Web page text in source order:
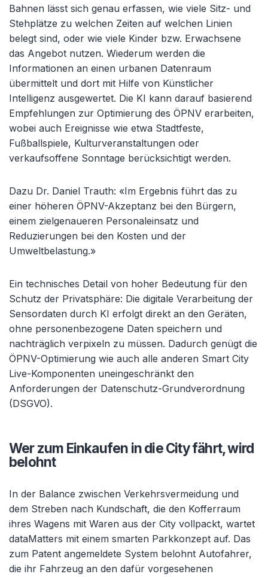
Bahnen lässt sich genau erfassen, wie viele Sitz- und
Stehplätze zu welchen Zeiten auf welchen Linien
belegt sind, oder wie viele Kinder bzw. Erwachsene
das Angebot nutzen. Wiederum werden die
Informationen an einen urbanen Datenraum
übermittelt und dort mit Hilfe von Künstlicher
Intelligenz ausgewertet. Die KI kann darauf basierend
Empfehlungen zur Optimierung des ÖPNV erarbeiten,
wobei auch Ereignisse wie etwa Stadtfeste,
Fußballspiele, Kulturveranstaltungen oder
verkaufsoffene Sonntage berücksichtigt werden.
Dazu Dr. Daniel Trauth: «Im Ergebnis führt das zu
einer höheren ÖPNV-Akzeptanz bei den Bürgern,
einem zielgenaueren Personaleinsatz und
Reduzierungen bei den Kosten und der
Umweltbelastung.»
Ein technisches Detail von hoher Bedeutung für den
Schutz der Privatsphäre: Die digitale Verarbeitung der
Sensordaten durch KI erfolgt direkt an den Geräten,
ohne personenbezogene Daten speichern und
nachträglich verpixeln zu müssen. Dadurch genügt die
ÖPNV-Optimierung wie auch alle anderen Smart City
Live-Komponenten uneingeschränkt den
Anforderungen der Datenschutz-Grundverordnung
(DSGVO).
Wer zum Einkaufen in die City fährt, wird
belohnt
In der Balance zwischen Verkehrsvermeidung und
dem Streben nach Kundschaft, die den Kofferraum
ihres Wagens mit Waren aus der City vollpackt, wartet
dataMatters mit einem smarten Parkkonzept auf. Das
zum Patent angemeldete System belohnt Autofahrer,
die ihr Fahrzeug an den dafür vorgesehenen